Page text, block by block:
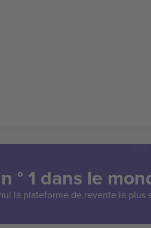
° 1 dans le
la plateforme de revente la plus